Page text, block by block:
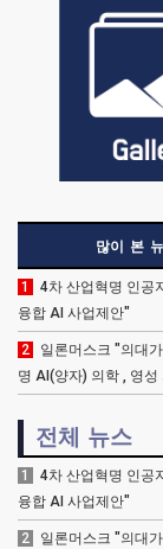
많이 본
1
4차 산업혁명 인공
융합 AI 사업제안"
2
일론머스크 "의대
명 AI(양자) 의학 , 영성
전체 뉴스
1
4차 산업혁명 인공
융합 AI 사업제안"
2
일론머스크 "의대